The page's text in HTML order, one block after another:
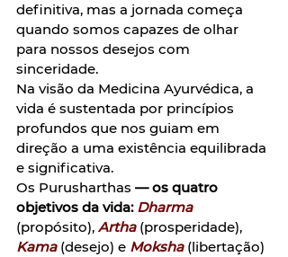
definitiva, mas a jornada começa
quando somos capazes de olhar
para nossos desejos com
sinceridade.
Na visão da Medicina Ayurvédica, a
vida é sustentada por princípios
profundos que nos guiam em
direção a uma existência equilibrada
e significativa.
Os Purusharthas — os quatro
objetivos da vida: Dharma
(propósito), Artha (prosperidade),
Kama (desejo) e Moksha (libertação)